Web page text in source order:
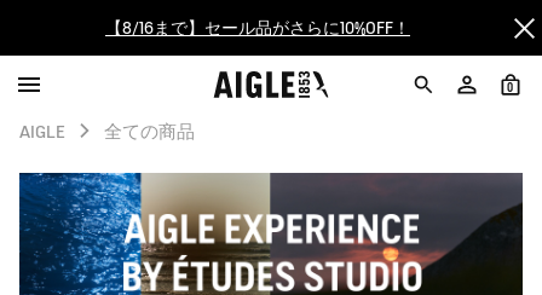
【最大50%OFF】FINAL SALEがスタート！
ログイン/会員登録で送料＆返品無料
AIGLE CLUB ポイントサービス終了のお知らせ
【8/16まで】セール品がさらに10%OFF！
【最大50%OFF】FINAL SALEがスタート！
0
AIGLE 全ての商品